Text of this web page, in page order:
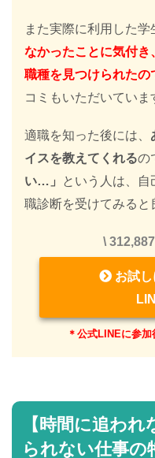
また実際に利用した学
なかったことに気付き
職種を見つけられたの
コミもいただいていま
適職を知った後には、
イスを教えてくれるの
い…」
という人は、
職診断を受けてみると
\
お試し
＊公式LINEに参
【時間に追わ
られない仕事の